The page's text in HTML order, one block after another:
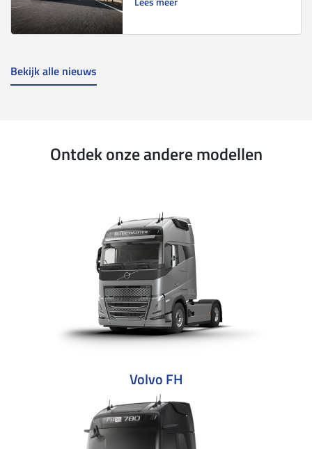
Bekijk alle nieuws
Ontdek onze andere modellen
Volvo FH